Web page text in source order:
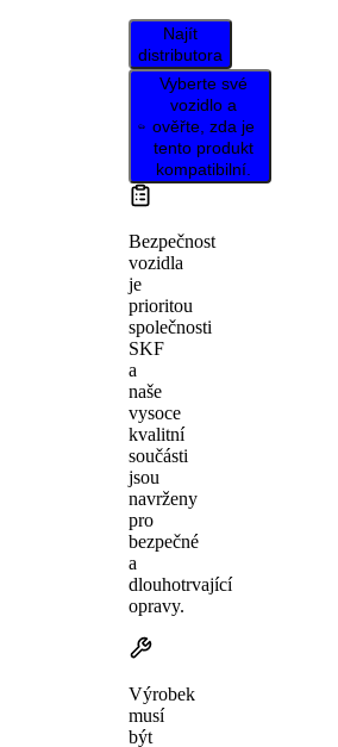
Najít
distributora
Vyberte své
vozidlo a
ověřte, zda je
tento produkt
kompatibilní.
Bezpečnost
vozidla
je
prioritou
společnosti
SKF
a
naše
vysoce
kvalitní
součásti
jsou
navrženy
pro
bezpečné
a
dlouhotrvající
opravy.
Výrobek
musí
být